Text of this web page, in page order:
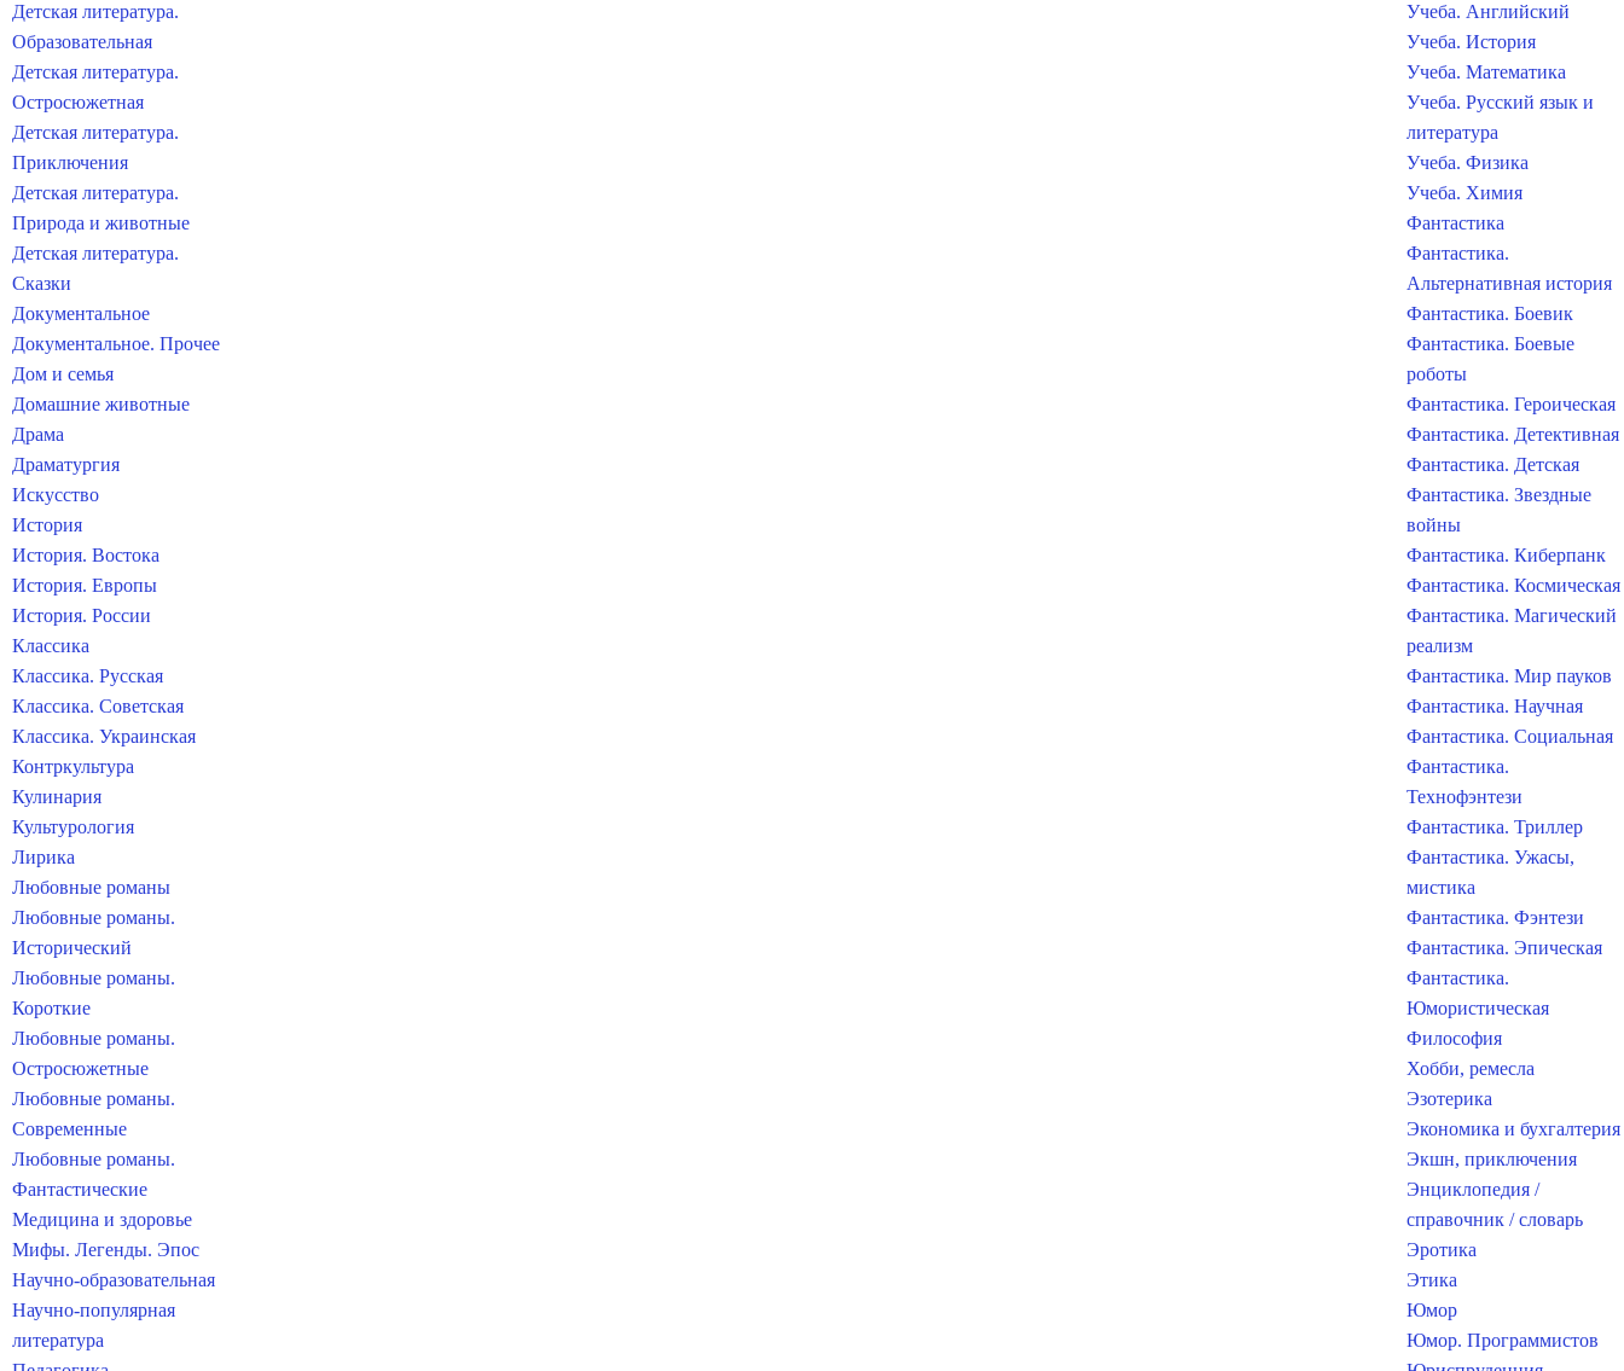
Детская литература.
Образовательная
Детская литература.
Остросюжетная
Детская литература.
Приключения
Детская литература.
Природа и животные
Детская литература.
Сказки
Документальное
Документальное. Прочее
Дом и семья
Домашние животные
Драма
Драматургия
Искусство
История
История. Востока
История. Европы
История. России
Классика
Классика. Русская
Классика. Советская
Классика. Украинская
Контркультура
Кулинария
Культурология
Лирика
Любовные романы
Любовные романы.
Исторический
Любовные романы.
Короткие
Любовные романы.
Остросюжетные
Любовные романы.
Современные
Любовные романы.
Фантастические
Медицина и здоровье
Мифы. Легенды. Эпос
Научно-образовательная
Научно-популярная
литература
Учеба. Английский
Учеба. История
Учеба. Математика
Учеба. Русский язык и
литература
Учеба. Физика
Учеба. Химия
Фантастика
Фантастика.
Альтернативная история
Фантастика. Боевик
Фантастика. Боевые
роботы
Фантастика. Героическая
Фантастика. Детективная
Фантастика. Детская
Фантастика. Звездные
войны
Фантастика. Киберпанк
Фантастика. Космическая
Фантастика. Магический
реализм
Фантастика. Мир пауков
Фантастика. Научная
Фантастика. Социальная
Фантастика.
Технофэнтези
Фантастика. Триллер
Фантастика. Ужасы,
мистика
Фантастика. Фэнтези
Фантастика. Эпическая
Фантастика.
Юмористическая
Философия
Хобби, ремесла
Эзотерика
Экономика и бухгалтерия
Экшн, приключения
Энциклопедия /
справочник / словарь
Эротика
Этика
Юмор
Юмор. Программистов